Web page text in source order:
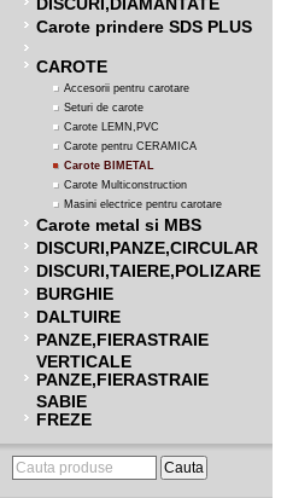
Carote prindere SDS PLUS
CAROTE
Accesorii pentru carotare
Seturi de carote
Carote LEMN,PVC
Carote pentru CERAMICA
Carote BIMETAL
Carote Multiconstruction
Masini electrice pentru carotare
Carote metal si MBS
DISCURI,PANZE,CIRCULAR
DISCURI,TAIERE,POLIZARE
BURGHIE
DALTUIRE
PANZE,FIERASTRAIE
VERTICALE
PANZE,FIERASTRAIE
SABIE
FREZE